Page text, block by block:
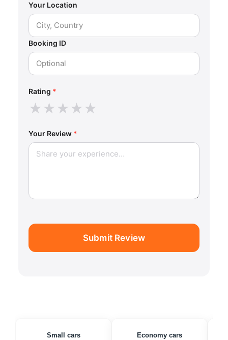
Your Location
Booking ID
Rating *
★★★★★
Your Review *
Submit Review
Small cars Economy cars